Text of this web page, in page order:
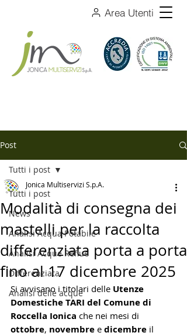
Area Utenti
Post
Tutti i post
News
Analisi Acqua Potabile
Analisi Acque Reflue
Differenziata
Analisi delle acque
Tutti i post
Modalità di consegna dei
mastelli per la raccolta
differenziata porta a porta
fino al 17 dicembre 2025
Jonica Multiservizi S.p.A.
Si avvisano i titolari delle Utenze
Domestiche TARI del Comune di
Roccella Ionica che nei mesi di
ottobre, novembre e dicembre il